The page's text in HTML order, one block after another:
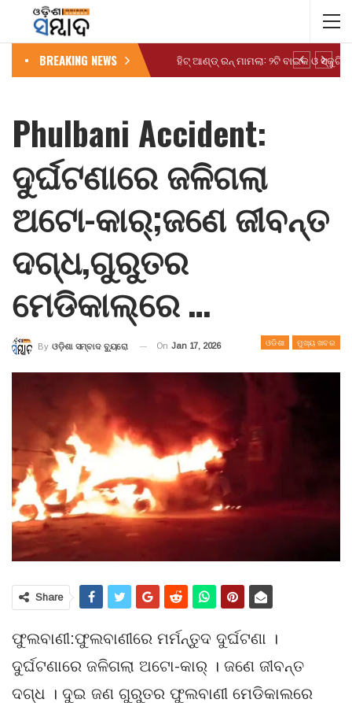
BREAKING NEWS
Phulbani Accident:
ଦୁର୍ଘଟଣାରେ ଜଳିଗଲା
ଅଟୋ-କାର୍;ଜଣେ ଜୀବନ୍ତ
ଦଗ୍ଧ,ଗୁରୁତର
ମେଡିକାଲ୍‌ରେ …
ଓଡିଶା ମୁଖ୍ୟ ଖବର
By ଓଡ଼ିଶା ସମ୍ବାଦ ବ୍ୟୁରୋ On Jan 17, 2026
Share
ଫୁଲବାଣୀ:ଫୁଲବାଣୀରେ ମର୍ମନ୍ତୁଦ ଦୁର୍ଘଟଣା ।
ଦୁର୍ଘଟଣାରେ ଜଳିଗଲା ଅଟୋ-କାର୍ । ଜଣେ ଜୀବନ୍ତ
ଦଗ୍ଧ । ଦୁଇ ଜଣ ଗୁରୁତର ଫୁଲବାଣୀ ମେଡିକାଲରେ